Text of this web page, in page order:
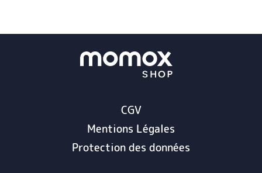
CGV
Mentions Légales
Protection des données